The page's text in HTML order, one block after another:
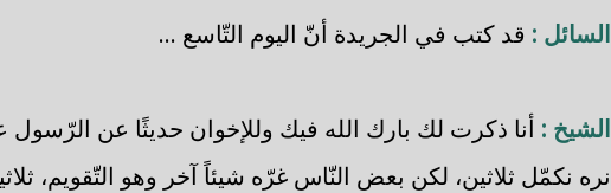
السائل : قد كتب في الجريدة أنّ اليوم التّاسع ...
الشيخ : أنا ذكرت لك بارك الله فيك وللإخوان حديثًا عن الرّسول
نره نكمّل ثلاثين، لكن بعض النّاس غرّه شيئاً آخر وهو التّقويم،